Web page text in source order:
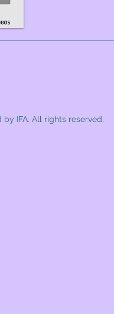
IFA. All rights reserved.